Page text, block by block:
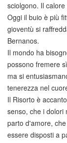
sciolgono. Il
Oggi il buio è più
gioventù si
Bernanos.
Il mondo ha
possono fremere
ma si
tenerezza nel
Il Risorto è
senso, che i dolori
parto d'amore,
essere disposti a